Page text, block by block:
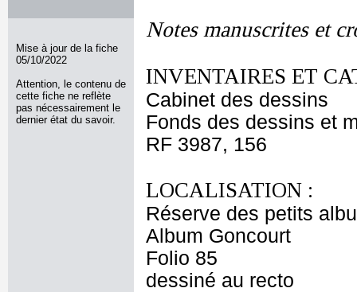
Mise à jour de la fiche
05/10/2022
Attention, le contenu de
cette fiche ne reflète
pas nécessairement le
dernier état du savoir.
Notes manuscrites et
INVENTAIRES ET
Cabinet des dessins
Fonds des dessins et
RF 3987, 156
LOCALISATION :
Réserve des petits
Album Goncourt
Folio 85
dessiné au recto